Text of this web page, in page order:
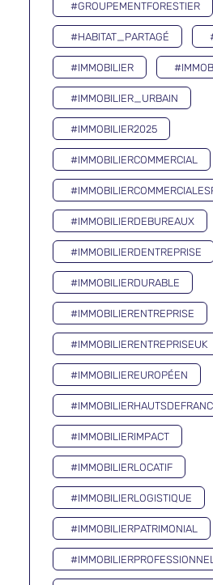
#GROUPEMENTFORESTIER
#HABITAT_PARTAGÉ
#IMMOBILIER
#IMMOBILIER_URBAIN
#IMMOBILIER2025
#IMMOBILIERCOMMERCIAL
#IMMOBILIERDEBUREAUX
#IMMOBILIERDENTREPRISE
#IMMOBILIERDURABLE
#IMMOBILIERENTREPRISE
#IMMOBILIERENTREPRISEUK
#IMMOBILIEREUROPÉEN
#IMMOBILIERIMPACT
#IMMOBILIERLOCATIF
#IMMOBILIERLOGISTIQUE
#IMMOBILIERPATRIMONIAL